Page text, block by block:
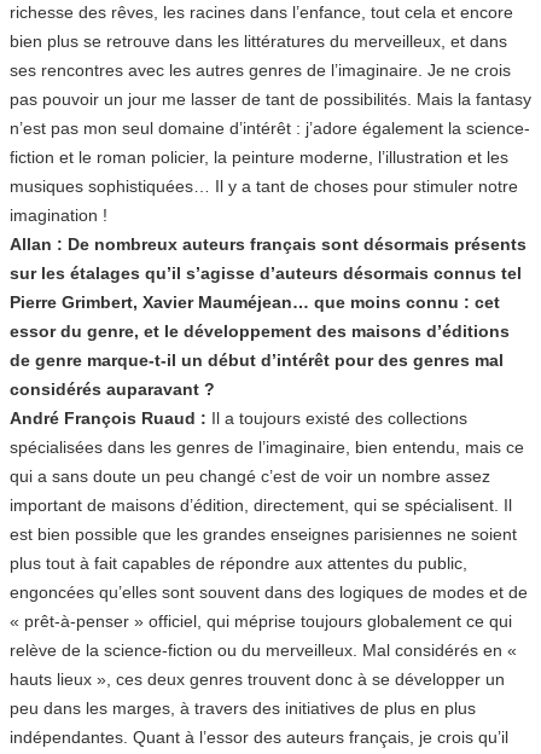
richesse des rêves, les racines dans l’enfance, tout cela et encore
bien plus se retrouve dans les littératures du merveilleux, et dans
ses rencontres avec les autres genres de l’imaginaire. Je ne crois
pas pouvoir un jour me lasser de tant de possibilités. Mais la fantasy
n’est pas mon seul domaine d’intérêt : j’adore également la science-
fiction et le roman policier, la peinture moderne, l’illustration et les
musiques sophistiquées… Il y a tant de choses pour stimuler notre
imagination !
Allan : De nombreux auteurs français sont désormais présents
sur les étalages qu’il s’agisse d’auteurs désormais connus tel
Pierre Grimbert, Xavier Mauméjean… que moins connu : cet
essor du genre, et le développement des maisons d’éditions
de genre marque-t-il un début d’intérêt pour des genres mal
considérés auparavant ?
André François Ruaud : Il a toujours existé des collections
spécialisées dans les genres de l’imaginaire, bien entendu, mais ce
qui a sans doute un peu changé c’est de voir un nombre assez
important de maisons d’édition, directement, qui se spécialisent. Il
est bien possible que les grandes enseignes parisiennes ne soient
plus tout à fait capables de répondre aux attentes du public,
engoncées qu’elles sont souvent dans des logiques de modes et de
« prêt-à-penser » officiel, qui méprise toujours globalement ce qui
relève de la science-fiction ou du merveilleux. Mal considérés en «
hauts lieux », ces deux genres trouvent donc à se développer un
peu dans les marges, à travers des initiatives de plus en plus
indépendantes. Quant à l’essor des auteurs français, je crois qu’il